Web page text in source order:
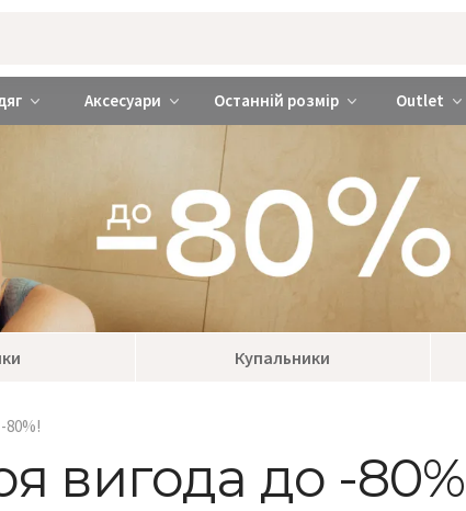
brabrabra ❤️ Київ та Україна
Аксесуари Останній розмір Outlet
Купальники
80%!
вигода до -